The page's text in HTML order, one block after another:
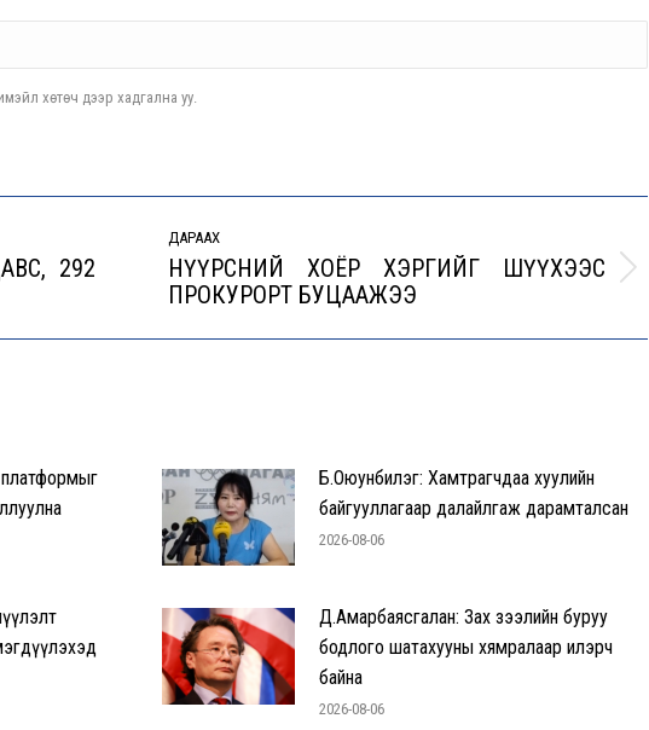
хөтөч дээр хадгална уу.
292
ДАРААХ
Next
НҮҮРСНИЙ ХОЁР ХЭРГИЙГ ШҮҮХЭЭС
ПРОКУРОРТ БУЦААЖЭЭ
Б.Оюунбилэг: Хамтрагчдаа хуулийн
байгууллагаар далайлгаж дарамталсан
2026-08-06
Д.Амарбаясгалан: Зах зээлийн буруу
бодлого шатахууны хямралаар илэрч
байна
2026-08-06